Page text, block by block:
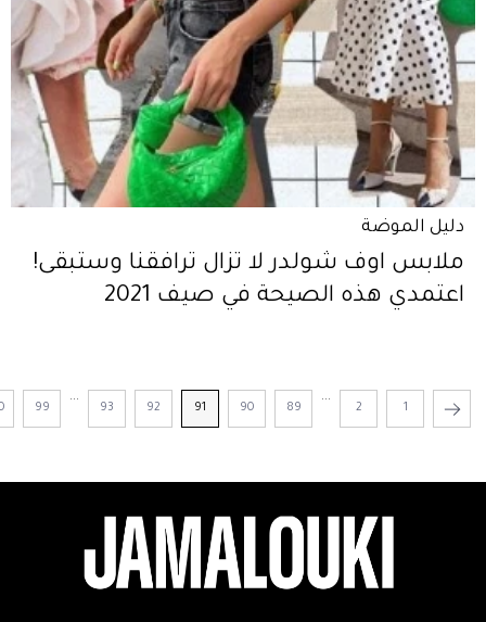
دليل الموضة
ملابس اوف شولدر لا تزال ترافقنا وستبقى!
اعتمدي هذه الصيحة في صيف 2021
1
2
...
89
90
91
92
93
...
99